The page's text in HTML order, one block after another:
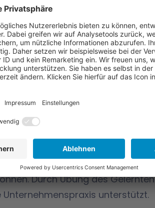
zum Seminar mit.
zu identifizieren und
Sie Strategien, wie Sie mit
Durch Übung des Gelernten
unterstützt.